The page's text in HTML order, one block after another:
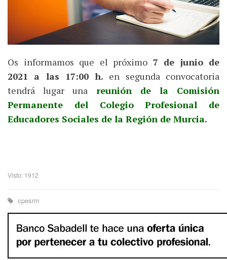
Os informamos que el próximo 7 de junio de
2021 a las 17:00 h. en segunda convocatoria
tendrá lugar una reunión de la Comisión
Permanente del Colegio Profesional de
Educadores Sociales de la Región de Murcia.
Visto: 1912
cpesrm